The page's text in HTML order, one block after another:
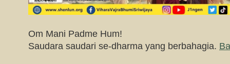
Om Mani Padme Hum!
Saudara saudari se-dharma yang berbahagia.